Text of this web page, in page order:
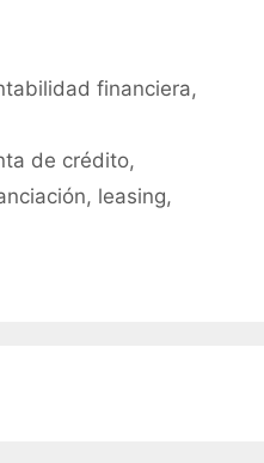
financiera,
de crédito,
, leasing,